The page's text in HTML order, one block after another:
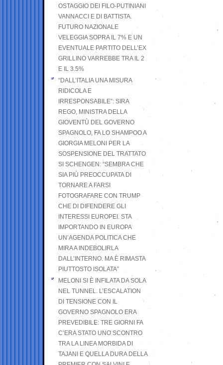
OSTAGGIO DEI FILO-PUTINIANI
VANNACCI E DI BATTISTA.
FUTURO NAZIONALE
VELEGGIA SOPRA IL 7% E UN
EVENTUALE PARTITO DELL’EX
GRILLINO VARREBBE TRA IL 2
E IL 3.5%
“DALL’ITALIA UNA MISURA
RIDICOLA E
IRRESPONSABILE”: SIRA
REGO, MINISTRA DELLA
GIOVENTÙ DEL GOVERNO
SPAGNOLO, FA LO SHAMPOO A
GIORGIA MELONI PER LA
SOSPENSIONE DEL TRATTATO
SI SCHENGEN: “SEMBRA CHE
SIA PIÙ PREOCCUPATA DI
TORNARE A FARSI
FOTOGRAFARE CON TRUMP
CHE DI DIFENDERE GLI
INTERESSI EUROPEI. STA
IMPORTANDO IN EUROPA
UN’AGENDA POLITICA CHE
MIRA A INDEBOLIRLA
DALL’INTERNO. MA È RIMASTA
PIUTTOSTO ISOLATA”
MELONI SI È INFILATA DA SOLA
NEL TUNNEL. L’ESCALATION
DI TENSIONE CON IL
GOVERNO SPAGNOLO ERA
PREVEDIBILE: TRE GIORNI FA
C’ERA STATO UNO SCONTRO
TRA LA LINEA MORBIDA DI
TAJANI E QUELLA DURA DELLA